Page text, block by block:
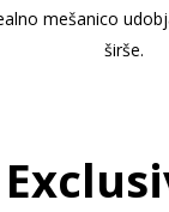
mešanico
širše.